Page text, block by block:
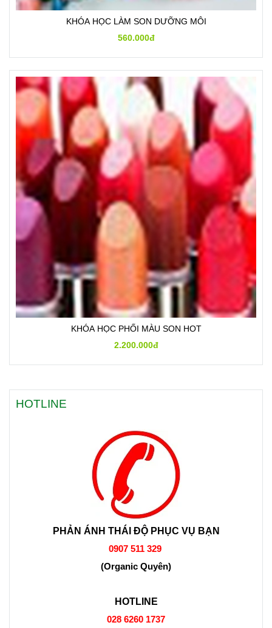
KHÓA HỌC LÀM SON DƯỠNG MÔI
560.000đ
KHÓA HỌC PHỐI MÀU SON HOT
2.200.000đ
HOTLINE
PHẢN ÁNH THÁI ĐỘ PHỤC VỤ BẠN
0907 511 329
(Organic Quyên)
HOTLINE
028 6260 1737